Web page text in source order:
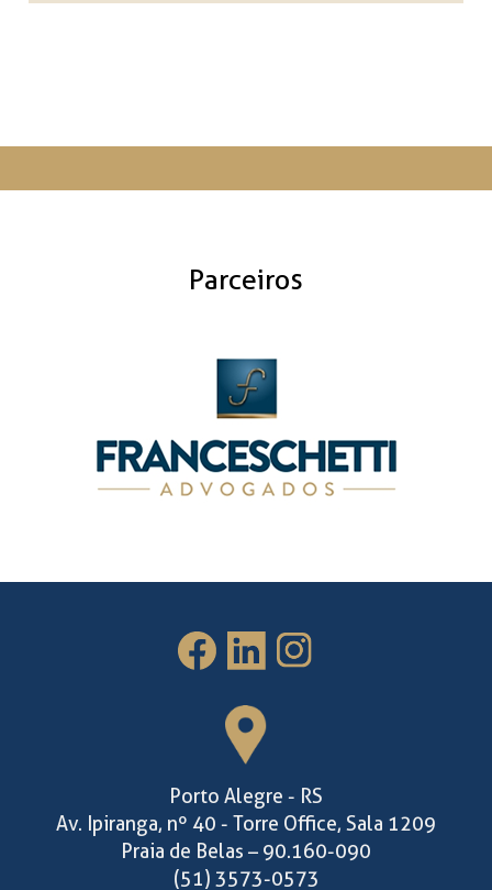
Parceiros
Porto Alegre - RS
Av. Ipiranga, nº 40 - Torre Office, Sala 1209
Praia de Belas – 90.160-090
(51) 3573-0573